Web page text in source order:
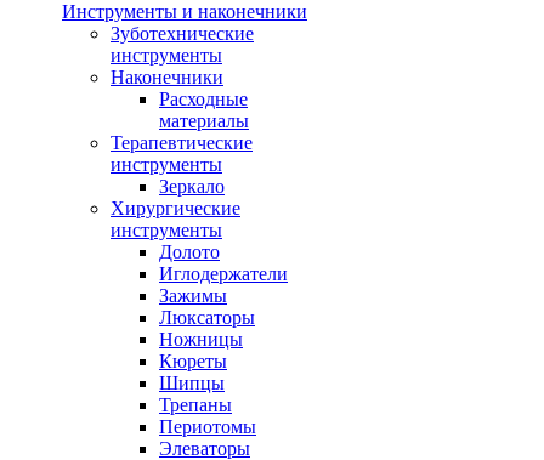
Инструменты и наконечники
Зуботехнические
инструменты
Наконечники
Расходные
материалы
Терапевтические
инструменты
Зеркало
Хирургические
инструменты
Долото
Иглодержатели
Зажимы
Люксаторы
Ножницы
Кюреты
Шипцы
Трепаны
Периотомы
Элеваторы